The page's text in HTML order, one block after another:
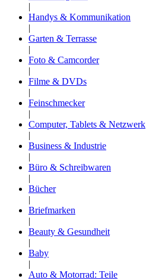
|
Handys & Kommunikation
|
Garten & Terrasse
|
Foto & Camcorder
|
Filme & DVDs
|
Feinschmecker
|
Computer, Tablets & Netzwerk
|
Business & Industrie
|
Büro & Schreibwaren
|
Bücher
|
Briefmarken
|
Beauty & Gesundheit
|
Baby
|
Auto & Motorrad: Teile